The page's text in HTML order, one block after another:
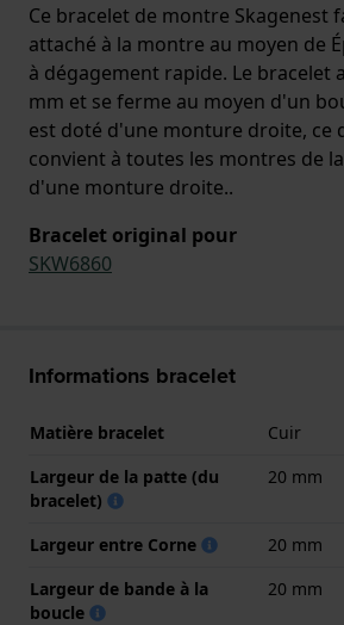
Ce bracelet de montre Skagenest
attaché à la montre au moyen de
à dégagement rapide. Le bracelet
mm et se ferme au moyen d'un
est doté d'une monture droite, ce
convient à toutes les montres de
d'une monture droite..
Bracelet original pour
SKW6860
Informations bracelet
Matière bracelet
Cuir
Largeur de la patte (du
bracelet)
20 mm
Largeur entre Corne
20 mm
Largeur de bande à la
boucle
20 mm